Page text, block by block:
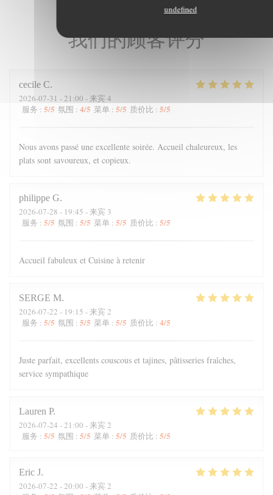
undefined
我们的顾客评分
cecile C
2026-07-31 - 21:00 - 来宾 4
服务 : 5/5 氛围 : 4/5 菜单 : 5/5 质价比 : 5/5
Nous avons passé une excellente soirée. Accueil chaleureux, les
plats sont savoureux, et copieux.
philippe G
2026-07-28 - 19:45 - 来宾 3
服务 : 5/5 氛围 : 5/5 菜单 : 5/5 质价比 : 5/5
Accueil fabuleux et Cuisine à retenir
SERGE M
2026-07-22 - 19:15 - 来宾 2
服务 : 5/5 氛围 : 5/5 菜单 : 5/5 质价比 : 4/5
Juste parfait, excellents couscous et tajines, pâtisseries fraîches,
service sympathique
Lauren P
2026-07-24 - 21:00 - 来宾 2
服务 : 5/5 氛围 : 5/5 菜单 : 5/5 质价比 : 5/5
Eric J
2026-07-22 - 20:00 - 来宾 2